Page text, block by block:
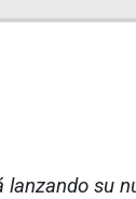
lanzando su